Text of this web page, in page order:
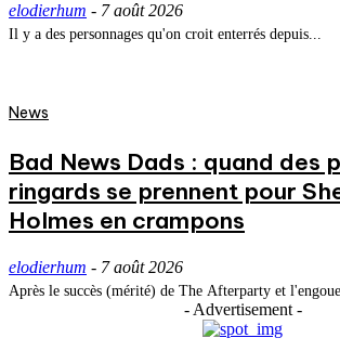
elodierhum - 7 août 2026
Il y a des personnages qu'on croit enterrés depuis...
News
Bad News Dads : quand des
ringards se prennent pour
Holmes en crampons
elodierhum - 7 août 2026
Après le succès (mérité) de The Afterparty et
- Advertisement -